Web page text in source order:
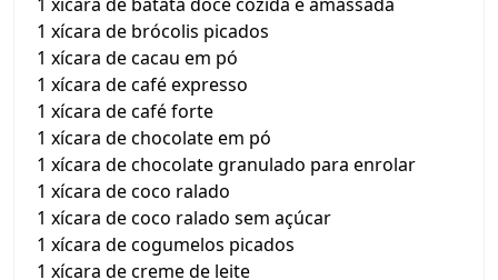
1 xícara de brócolis picados
1 xícara de cacau em pó
1 xícara de café expresso
1 xícara de café forte
1 xícara de chocolate em pó
1 xícara de chocolate granulado para enrolar
1 xícara de coco ralado
1 xícara de coco ralado sem açúcar
1 xícara de cogumelos picados
1 xícara de creme de leite